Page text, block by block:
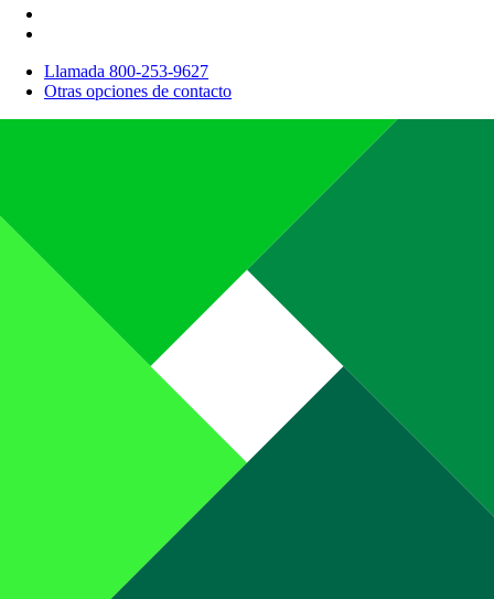
Llamada 800-253-9627
Otras opciones de contacto